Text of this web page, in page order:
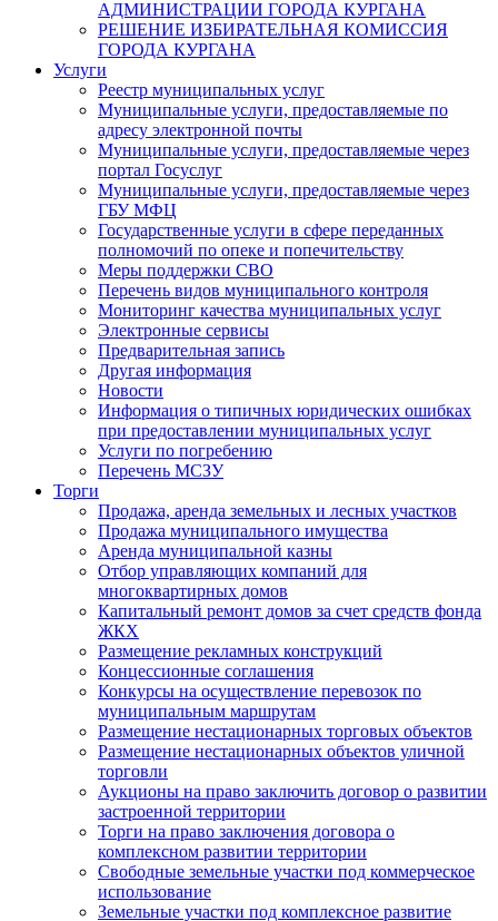
АДМИНИСТРАЦИИ ГОРОДА КУРГАНА
РЕШЕНИЕ ИЗБИРАТЕЛЬНАЯ КОМИССИЯ
ГОРОДА КУРГАНА
Услуги
Реестр муниципальных услуг
Муниципальные услуги, предоставляемые по
адресу электронной почты
Муниципальные услуги, предоставляемые через
портал Госуслуг
Муниципальные услуги, предоставляемые через
ГБУ МФЦ
Государственные услуги в сфере переданных
полномочий по опеке и попечительству
Меры поддержки СВО
Перечень видов муниципального контроля
Мониторинг качества муниципальных услуг
Электронные сервисы
Предварительная запись
Другая информация
Новости
Информация о типичных юридических ошибках
при предоставлении муниципальных услуг
Услуги по погребению
Перечень МСЗУ
Торги
Продажа, аренда земельных и лесных участков
Продажа муниципального имущества
Аренда муниципальной казны
Отбор управляющих компаний для
многоквартирных домов
Капитальный ремонт домов за счет средств фонда
ЖКХ
Размещение рекламных конструкций
Концессионные соглашения
Конкурсы на осуществление перевозок по
муниципальным маршрутам
Размещение нестационарных торговых объектов
Размещение нестационарных объектов уличной
торговли
Аукционы на право заключить договор о развитии
застроенной территории
Торги на право заключения договора о
комплексном развитии территории
Свободные земельные участки под коммерческое
использование
Земельные участки под комплексное развитие